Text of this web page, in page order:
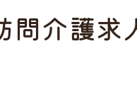
いる事業所
介護求